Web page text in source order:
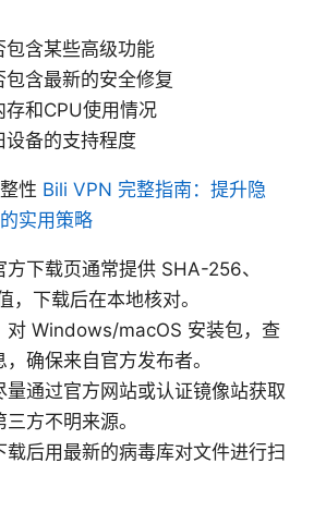
包含某些高级功能
包含最新的安全修复
存和CPU使用情况
设备的支持程度
性 Bili VPN 完整指南：提升隐
实用策略
下载页通常提供 SHA-256、
，下载后在本地核对。
对 Windows/macOS 安装包，查
确保来自官方发布者。
量通过官方网站或认证镜像站获取
方不明来源。
载后用最新的病毒库对文件进行扫